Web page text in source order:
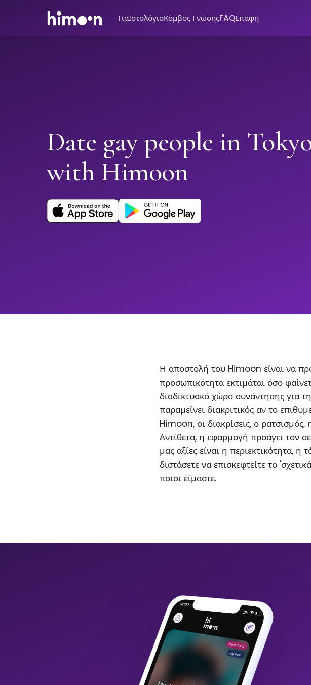
ΓιαΙστολόγιοΚόμβος ΓνώσηςFAQΕπαφή
Date gay people in
with Himoon
Η αποστολή του Himoon είναι να
προσωπικότητα εκτιμάται όσο
διαδικτυακό χώρο συνάντησης για
παραμείνει διακριτικός αν το
Himoon, οι διακρίσεις, ο
Αντίθετα, η εφαρμογή προάγει τον
μας αξίες είναι η περιεκτικότητα,
διστάσετε να επισκεφτείτε το
ποιοι είμαστε.